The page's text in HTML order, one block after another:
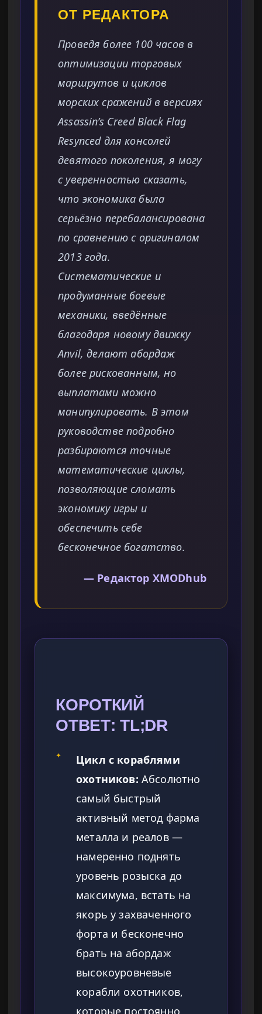
ОТ РЕДАКТОРА
Проведя более 100 часов в
оптимизации торговых
маршрутов и циклов
морских сражений в версиях
Assassin’s Creed Black Flag
Resynced для консолей
девятого поколения, я могу
с уверенностью сказать,
что экономика была
серьёзно перебалансирована
по сравнению с оригиналом
2013 года.
Систематические и
продуманные боевые
механики, введённые
благодаря новому движку
Anvil, делают абордаж
более рискованным, но
выплатами можно
манипулировать. В этом
руководстве подробно
разбираются точные
математические циклы,
позволяющие сломать
экономику игры и
обеспечить себе
бесконечное богатство.
— Редактор XMODhub
КОРОТКИЙ
ОТВЕТ: TL;DR
✦
Цикл с кораблями
охотников: Абсолютно
самый быстрый
активный метод фарма
металла и реалов —
намеренно поднять
уровень розыска до
максимума, встать на
якорь у захваченного
форта и бесконечно
брать на абордаж
высокоуровневые
корабли охотников,